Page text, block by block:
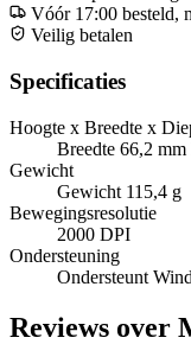
Vóór 17:00 besteld,
Veilig betalen
Specificaties
Hoogte x Breedte x
Breedte 66,2
Gewicht
Gewicht 115,4 g
Bewegingsresolutie
2000 DPI
Ondersteuning
Ondersteunt
Reviews over